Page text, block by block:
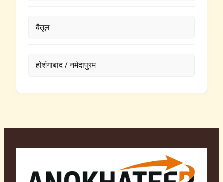
बैतूल
होशंगाबाद / नर्मदापुरम